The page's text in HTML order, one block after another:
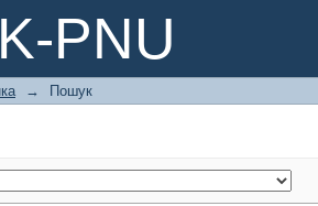
PNU
→ Пошук